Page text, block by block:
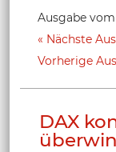
Ausgabe vom
Nächste
Vorherige
DAX